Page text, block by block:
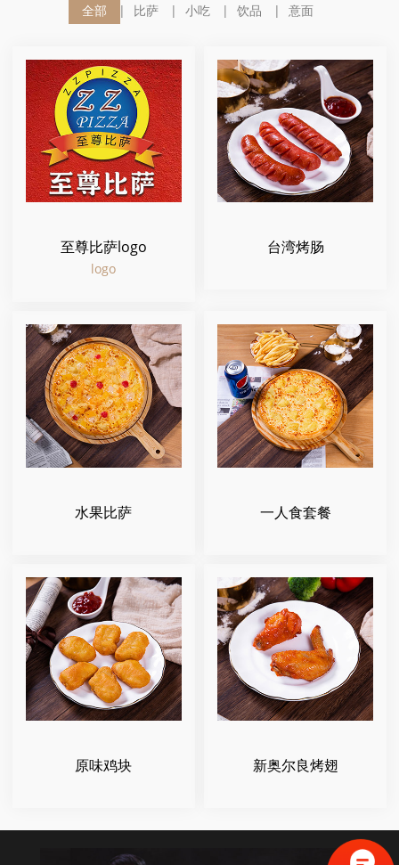
全部 比萨 小吃 饮品 意面
至尊比萨logo
logo
台湾烤肠
水果比萨 一人食套餐
原味鸡块 新奥尔良烤翅